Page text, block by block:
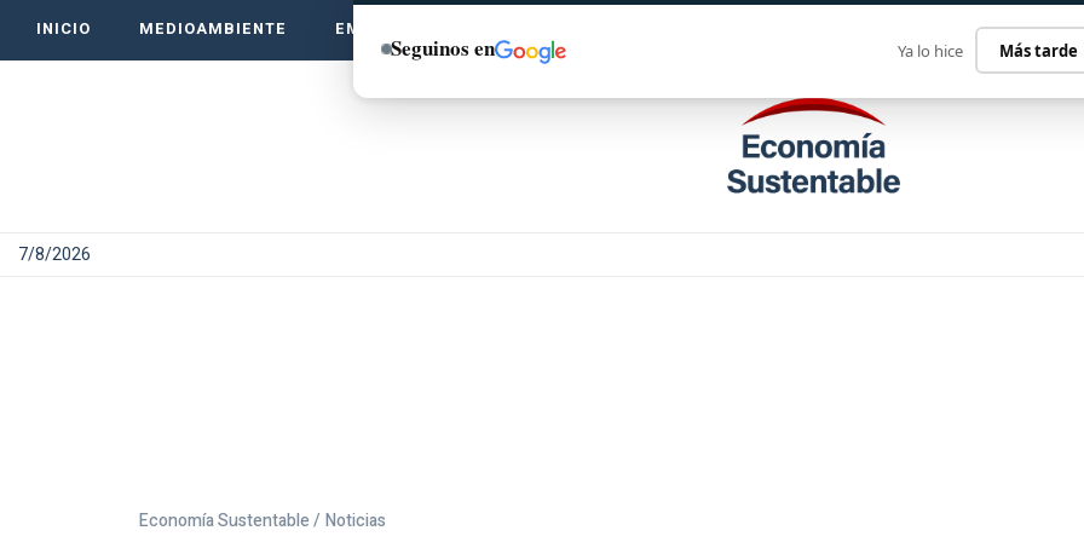
INICIO MEDIOAMBIENTE EMPRENDE VERDE
7/8/2026
Economía Sustentable / Noticias
Seguinos en Ya lo hice Más tarde